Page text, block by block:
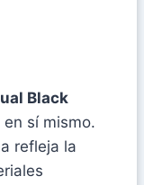
Black
sí mismo.
refleja la